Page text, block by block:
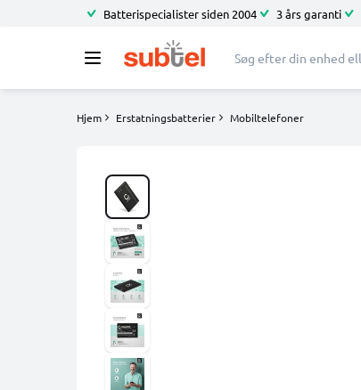
Batterispecialister siden 2004 3 års garanti
Hjem Erstatningsbatterier Mobiltelefoner